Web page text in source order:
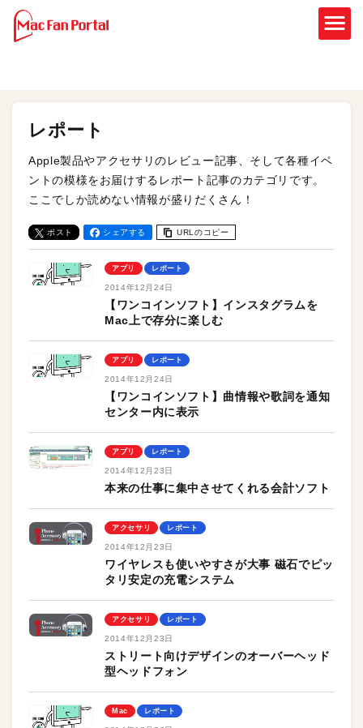
レポート
Apple製品やアクセサリのレビュー記事、そして各種イベ
ントの模様をお届けするレポート記事のカテゴリです。
ここでしか読めない情報が盛りだくさん！
ポスト シェアする URLのコピー
アプリ レポート
2014年12月24日
【ワンコインソフト】インスタグラムを
Mac上で存分に楽しむ
アプリ レポート
2014年12月24日
【ワンコインソフト】曲情報や歌詞を通知
センター内に表示
アプリ レポート
2014年12月23日
本来の仕事に集中させてくれる会計ソフト
アクセサリ レポート
2014年12月23日
ワイヤレスも使いやすさが大事 磁石でピッ
タリ安定の充電システム
アクセサリ レポート
2014年12月23日
ストリート向けデザインのオーバーヘッド
型ヘッドフォン
Mac レポート